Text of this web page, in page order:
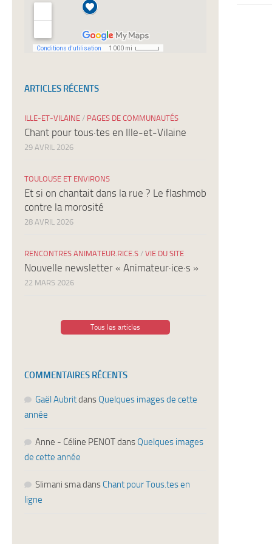
ARTICLES RÉCENTS
ILLE-ET-VILAINE / PAGES DE COMMUNAUTÉS
Chant pour tous·tes en Ille-et-Vilaine
29 AVRIL 2026
TOULOUSE ET ENVIRONS
Et si on chantait dans la rue ? Le flashmob
contre la morosité
28 AVRIL 2026
RENCONTRES ANIMATEUR.RICE.S / VIE DU SITE
Nouvelle newsletter « Animateur·ice·s »
22 MARS 2026
Tous les articles
COMMENTAIRES RÉCENTS
Gaël Aubritdans Quelques images de cette
année
Anne - Céline PENOTdans Quelques images
de cette année
Slimani smadans Chant pour Tous.tes en
ligne